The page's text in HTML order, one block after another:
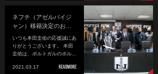
ネフチ（アゼルバイジ
ャン）移籍決定のお…
いつも本田圭佑の応援誠にあ
りがとうございます。 本田
圭佑は、ポルトガルのポル…
2021.03.17